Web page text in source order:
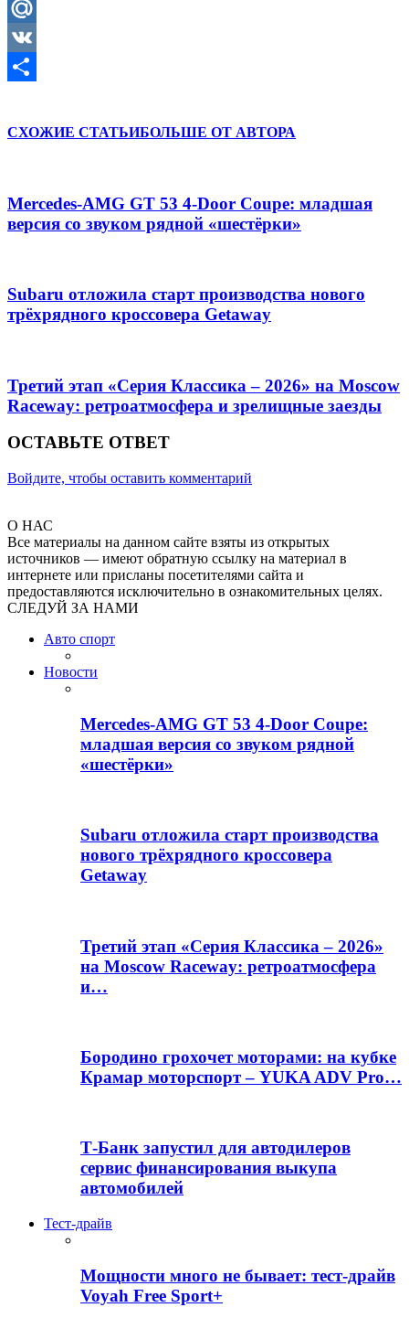
Odnoklassniki
Mail.Ru
VK
СХОЖИЕ СТАТЬИБОЛЬШЕ ОТ АВТОРА
Mercedes-AMG GT 53 4-Door Coupe: младшая
версия со звуком рядной «шестёрки»
Subaru отложила старт производства нового
трёхрядного кроссовера Getaway
Третий этап «Серия Классика – 2026» на Moscow
Raceway: ретроатмосфера и зрелищные заезды
ОСТАВЬТЕ ОТВЕТ
Войдите, чтобы оставить комментарий
О НАС
Все материалы на данном сайте взяты из открытых
источников — имеют обратную ссылку на материал в
интернете или присланы посетителями сайта и
предоставляются исключительно в ознакомительных целях.
СЛЕДУЙ ЗА НАМИ
Авто спорт
Новости
Mercedes-AMG GT 53 4-Door Coupe:
младшая версия со звуком рядной
«шестёрки»
Subaru отложила старт производства
нового трёхрядного кроссовера
Getaway
Третий этап «Серия Классика – 2026»
на Moscow Raceway: ретроатмосфера
и…
Бородино грохочет моторами: на кубке
Крамар моторспорт – YUKA ADV Pro…
Т-Банк запустил для автодилеров
сервис финансирования выкупа
автомобилей
Тест-драйв
Мощности много не бывает: тест-драйв
Voyah Free Sport+